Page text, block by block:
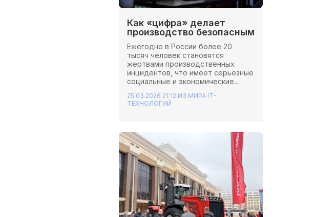
Как «цифра» делает
производство безопасным
Ежегодно в России более 20
тысяч человек становятся
жертвами производственных
инцидентов, что имеет серьезные
социальные и экономические...
25.03.2026 21:12 ИЗ МИРА IT-
ТЕХНОЛОГИЙ